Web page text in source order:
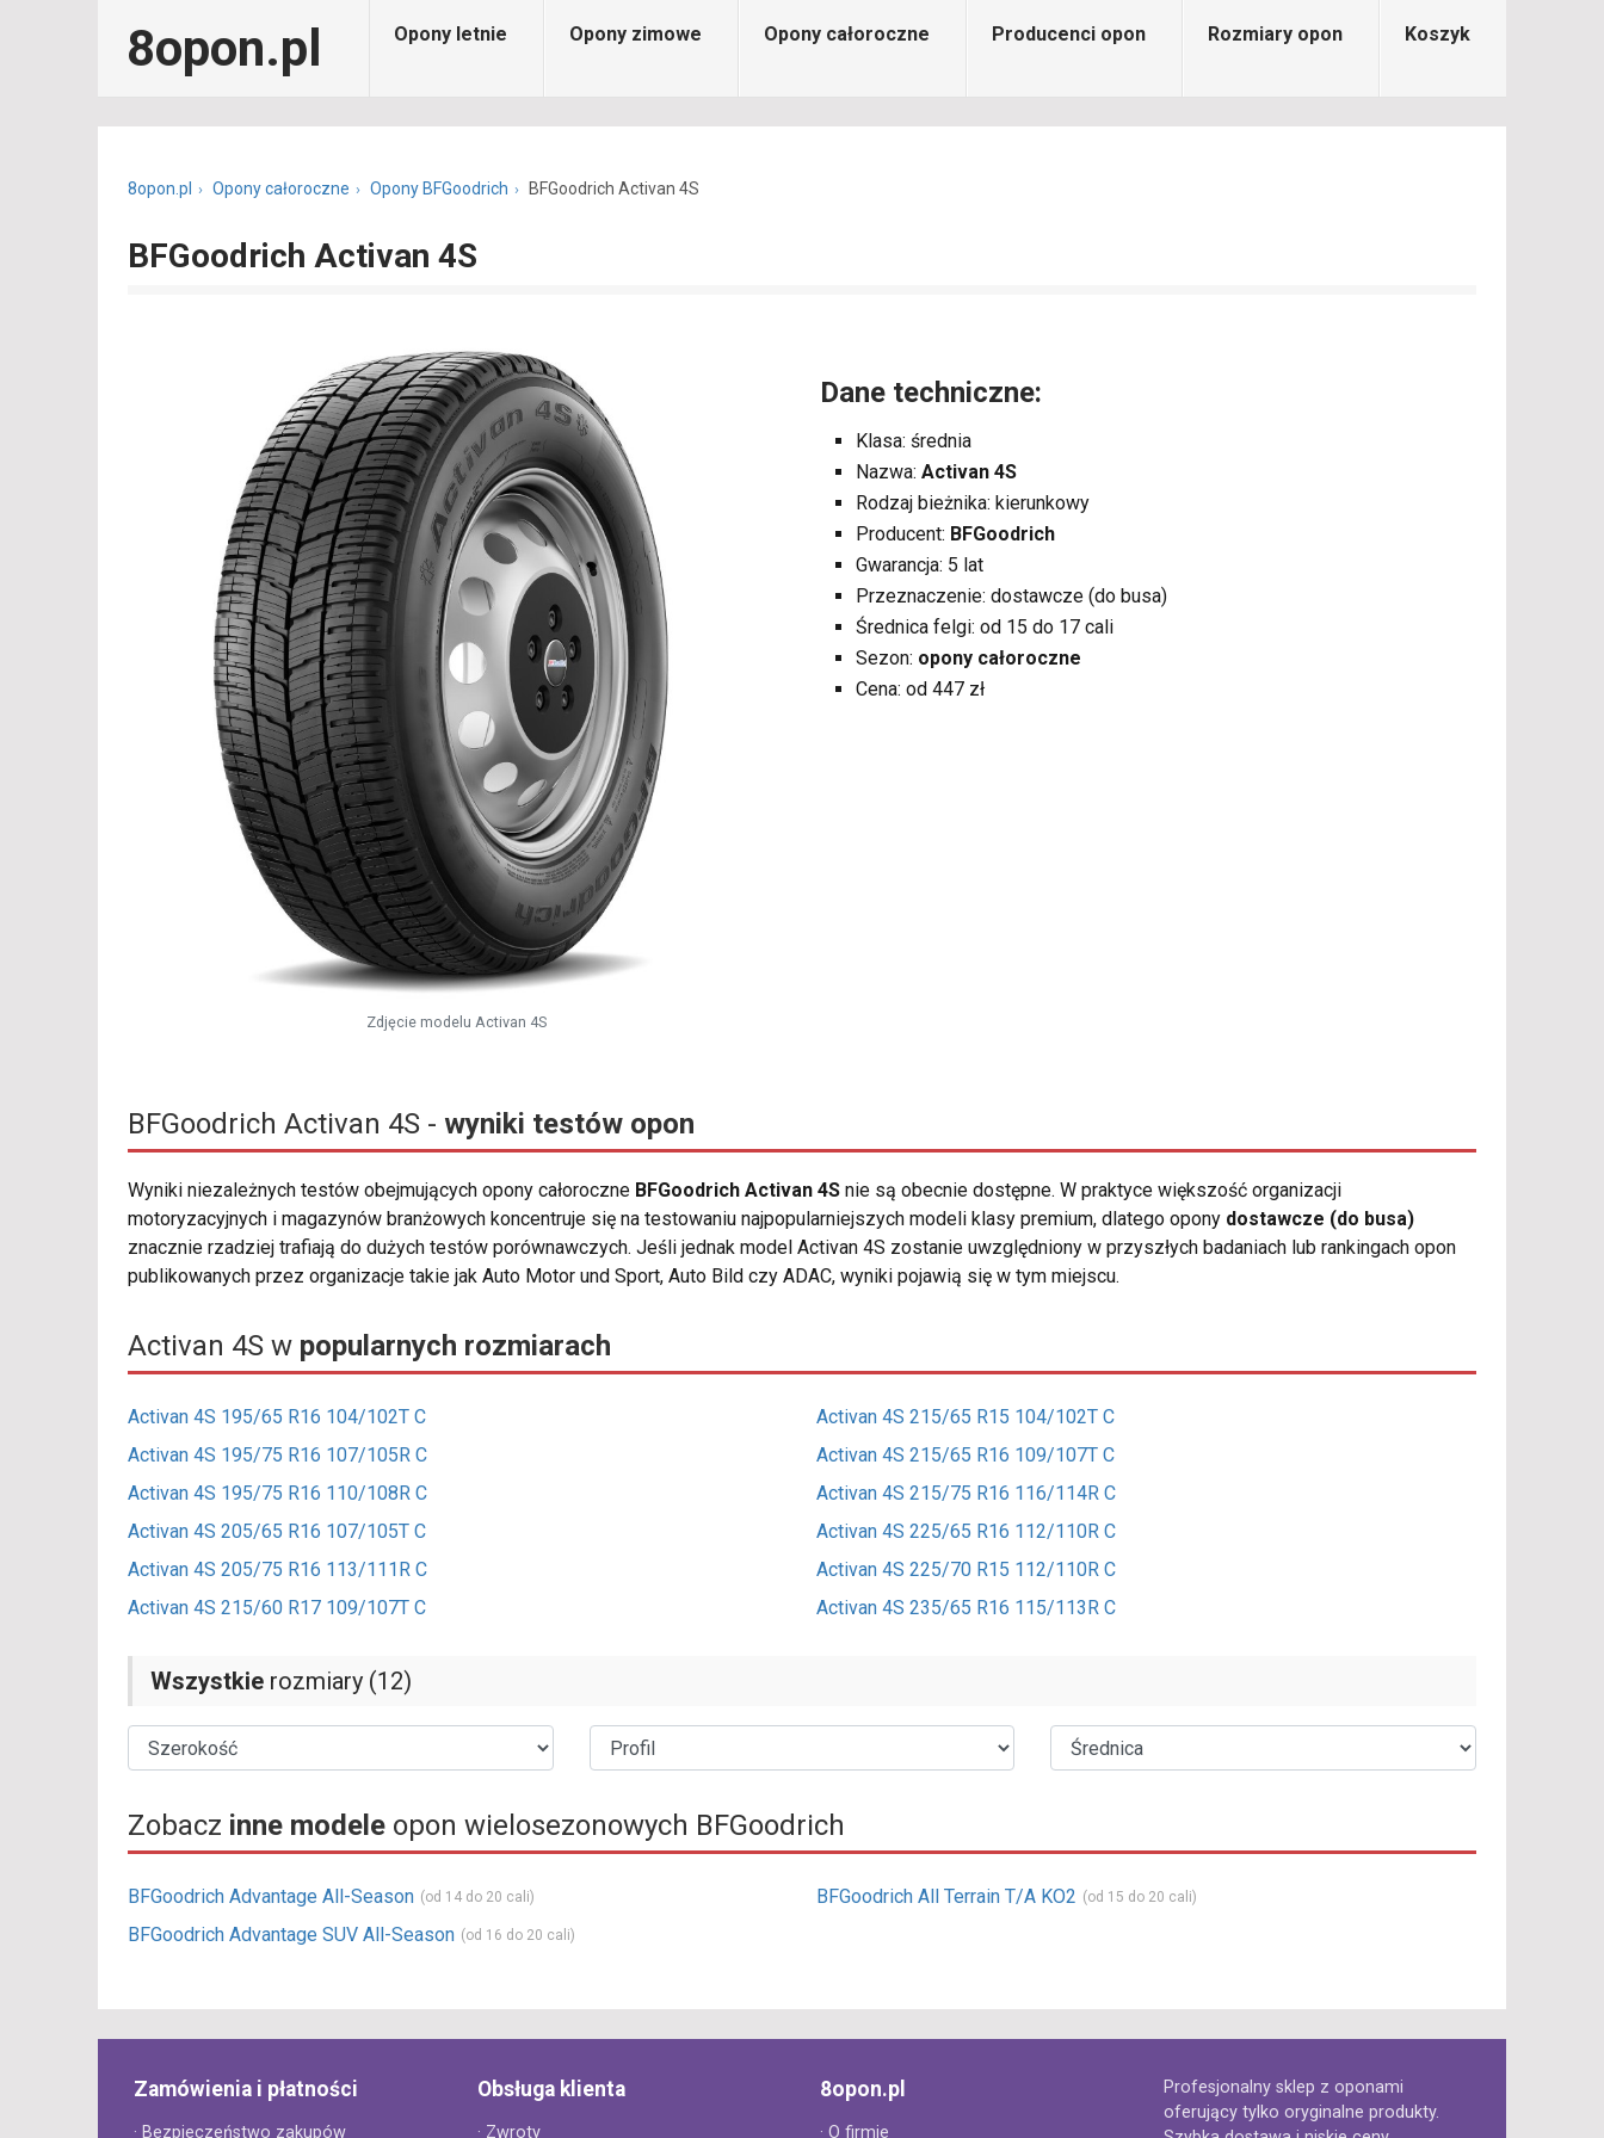
8opon.pl Opony letnie Opony zimowe Opony całoroczne Producenci opon Rozmiary opon Koszyk
8opon.pl Opony całoroczne Opony BFGoodrich BFGoodrich Activan 4S
BFGoodrich Activan 4S
Zdjęcie modelu Activan 4S
Dane techniczne:
Klasa: średnia
Nazwa: Activan 4S
Rodzaj bieżnika: kierunkowy
Producent: BFGoodrich
Gwarancja: 5 lat
Przeznaczenie: dostawcze (do busa)
Średnica felgi: od 15 do 17 cali
Sezon: opony całoroczne
Cena: od 447 zł
BFGoodrich Activan 4S - wyniki testów opon
Wyniki niezależnych testów obejmujących opony całoroczne BFGoodrich Activan 4S nie są obecnie dostępne. W praktyce większość organizacji
motoryzacyjnych i magazynów branżowych koncentruje się na testowaniu najpopularniejszych modeli klasy premium, dlatego opony dostawcze (do busa)
znacznie rzadziej trafiają do dużych testów porównawczych. Jeśli jednak model Activan 4S zostanie uwzględniony w przyszłych badaniach lub rankingach opon
publikowanych przez organizacje takie jak Auto Motor und Sport, Auto Bild czy ADAC, wyniki pojawią się w tym miejscu.
Activan 4S w popularnych rozmiarach
Activan 4S 195/65 R16 104/102T C
Activan 4S 195/75 R16 107/105R C
Activan 4S 195/75 R16 110/108R C
Activan 4S 205/65 R16 107/105T C
Activan 4S 205/75 R16 113/111R C
Activan 4S 215/60 R17 109/107T C
Activan 4S 215/65 R15 104/102T C
Activan 4S 215/65 R16 109/107T C
Activan 4S 215/75 R16 116/114R C
Activan 4S 225/65 R16 112/110R C
Activan 4S 225/70 R15 112/110R C
Activan 4S 235/65 R16 115/113R C
Wszystkie rozmiary (12)
Zobacz inne modele opon wielosezonowych BFGoodrich
BFGoodrich Advantage All-Season (od 14 do 20 cali)
BFGoodrich Advantage SUV All-Season (od 16 do 20 cali)
BFGoodrich All Terrain T/A KO2 (od 15 do 20 cali)
Zamówienia i płatności
· Bezpieczeństwo zakupów
Obsługa klienta
· Zwroty
8opon.pl
· O firmie
Profesjonalny sklep z oponami
oferujący tylko oryginalne produkty.